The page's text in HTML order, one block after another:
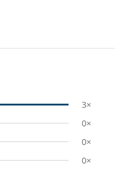
3×
0×
0×
0×